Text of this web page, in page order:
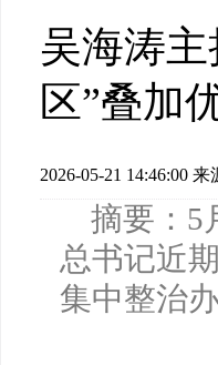
吴海涛
区”叠加
2026-05-21 14:46:00 来
摘要：5
总书记近
集中整治